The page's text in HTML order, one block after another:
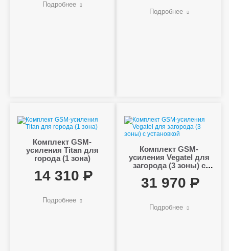
Подробнее
Подробнее
Комплект GSM-
усиления Titan для
города (1 зона)
14 310
Подробнее
Комплект GSM-
усиления Vegatel для
загорода (3 зоны) с
31 970
Подробнее